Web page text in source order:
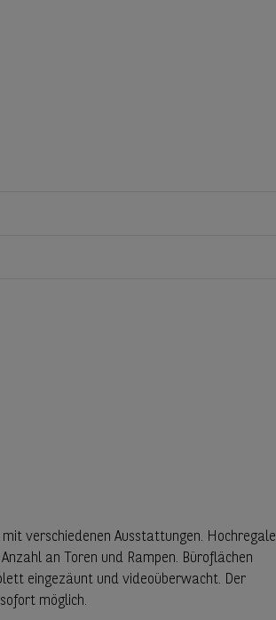
verschiedenen Ausstattungen. Hochregale
an Toren und Rampen. Büroflächen
eingezäunt und videoüberwacht. Der
möglich.